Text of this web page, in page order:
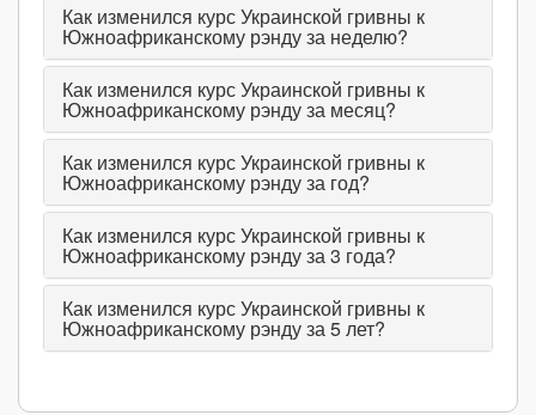
Как изменился курс Украинской гривны к
Южноафриканскому рэнду за неделю?
Как изменился курс Украинской гривны к
Южноафриканскому рэнду за месяц?
Как изменился курс Украинской гривны к
Южноафриканскому рэнду за год?
Как изменился курс Украинской гривны к
Южноафриканскому рэнду за 3 года?
Как изменился курс Украинской гривны к
Южноафриканскому рэнду за 5 лет?